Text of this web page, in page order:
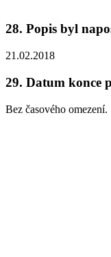
28. Popis byl
21.02.2018
29. Datum konce
Bez časového omezení.